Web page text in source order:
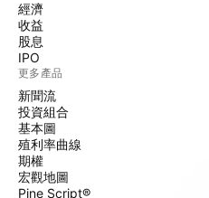
經濟
收益
股息
IPO
更多產品
新聞流
投資組合
基本圖
殖利率曲線
期權
宏觀地圖
Pine Script®